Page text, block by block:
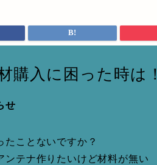
購入に困った時は！
せ
たことないですか？
ンテナ作りたいけど材料が無い